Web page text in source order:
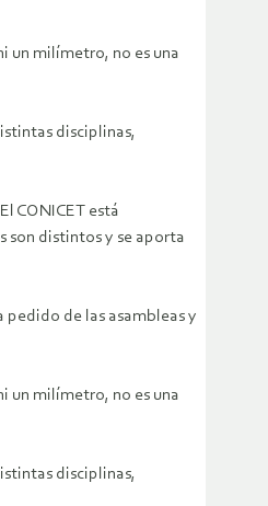
un milímetro, no es una
disciplinas,
CONICET está
son distintos y se aporta
pedido de las asambleas y
un milímetro, no es una
disciplinas,